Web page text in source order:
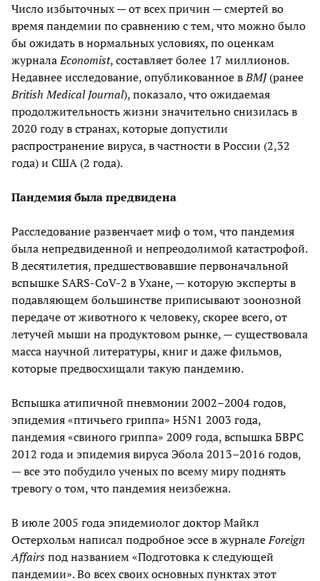
Число избыточных — от всех причин — смертей во
время пандемии по сравнению с тем, что можно было
бы ожидать в нормальных условиях, по оценкам
журналаEconomist, составляет более 17 миллионов.
Недавнее исследование, опубликованное вBMJ(ранее
British Medical Journal), показало, что ожидаемая
продолжительность жизни значительно снизилась в
2020 году в странах, которые допустили
распространение вируса, в частности в России (2,32
года) и США (2 года).
Пандемия была предвидена
Расследование развенчает миф о том, что пандемия
была непредвиденной и непреодолимой катастрофой.
В десятилетия, предшествовавшие первоначальной
вспышке SARS-CoV-2 в Ухане, — которую эксперты в
подавляющем большинстве приписывают зоонозной
передаче от животного к человеку, скорее всего, от
летучей мыши на продуктовом рынке, — существовала
масса научной литературы, книг и даже фильмов,
которые предвосхищали такую пандемию.
Вспышка атипичной пневмонии 2002–2004 годов,
эпидемия «птичьего гриппа» H5N1 2003 года,
пандемия «свиного гриппа» 2009 года, вспышка БВРС
2012 года и эпидемия вируса Эбола 2013–2016 годов,
— все это побудило ученых по всему миру поднять
тревогу о том, что пандемия неизбежна.
В июле 2005 года эпидемиолог доктор Майкл
Остерхольм написал подробное эссе в журналеForeign
Affairsпод названием «Подготовка к следующей
пандемии». Во всех своих основных пунктах этот